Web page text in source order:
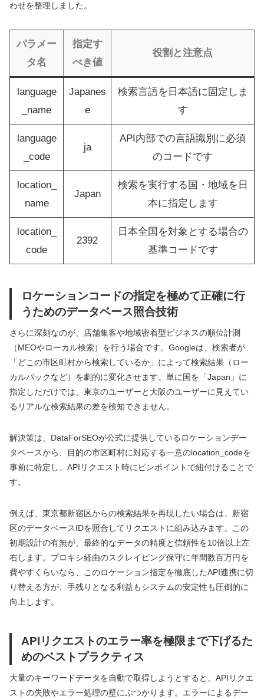
わせを整理しました。
パラメー
タ名
指定す
べき値
役割と注意点
language
_name
Japanes
e
検索言語を日本語に固定しま
す
language
_code
ja
API内部での言語識別に必須
のコードです
location_
name
Japan
検索を実行する国・地域を日
本に指定します
location_
code
2392
日本全国を対象とする場合の
基準コードです
ロケーションコードの指定を極めて正確に行
うためのデータベース照合技術
さらに深刻なのが、店舗集客や地域密着型ビジネスの順位計測
（MEOやローカル検索）を行う場合です。Googleは、検索者が
「どこの市区町村から検索しているか」によって検索結果（ロー
カルパックなど）を劇的に変化させます。単に国を「Japan」に
指定しただけでは、東京のユーザーと大阪のユーザーに見えてい
るリアルな検索結果の差を検知できません。
解決策は、DataForSEOが公式に提供しているロケーションデー
タベースから、目的の市区町村に対応する一意のlocation_codeを
事前に特定し、APIリクエスト時にピンポイントで紐付けることで
す。
例えば、東京都新宿区からの検索結果を再現したい場合は、新宿
区のデータベースIDを照合してリクエストに組み込みます。この
初期設計の有無が、最終的なデータの精度と信頼性を10倍以上左
右します。プロキシ経由のスクレイピング保守に年間数百万円を
費やすくらいなら、このロケーション指定を徹底したAPI連携に切
り替える方が、手残りとなる利益もシステムの安定性も圧倒的に
向上します。
APIリクエストのエラー率を極限まで下げるた
めのベストプラクティス
大量のキーワードデータを自動で取得しようとすると、APIリクエ
ストの失敗やエラー処理の壁にぶつかります。エラーによるデー